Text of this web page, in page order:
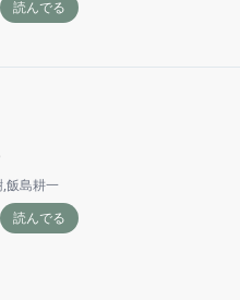
読んでる
,飯島耕一
読んでる